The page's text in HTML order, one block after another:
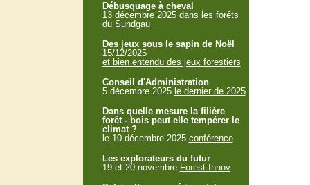
Débusquage à cheval
13 décembre 2025 dans les forêts
du Sundgau
Des jeux sous le sapin de Noël
15/12/2025
et bien entendu des jeux forestiers
Conseil d'Administration
5 décembre 2025 le dernier de 2025
Dans quelle mesure la filière
forêt - bois peut elle tempérer le
climat ?
le 10 décembre 2025 conférence
Les explorateurs du futur
19 et 20 novembre Forest Innov